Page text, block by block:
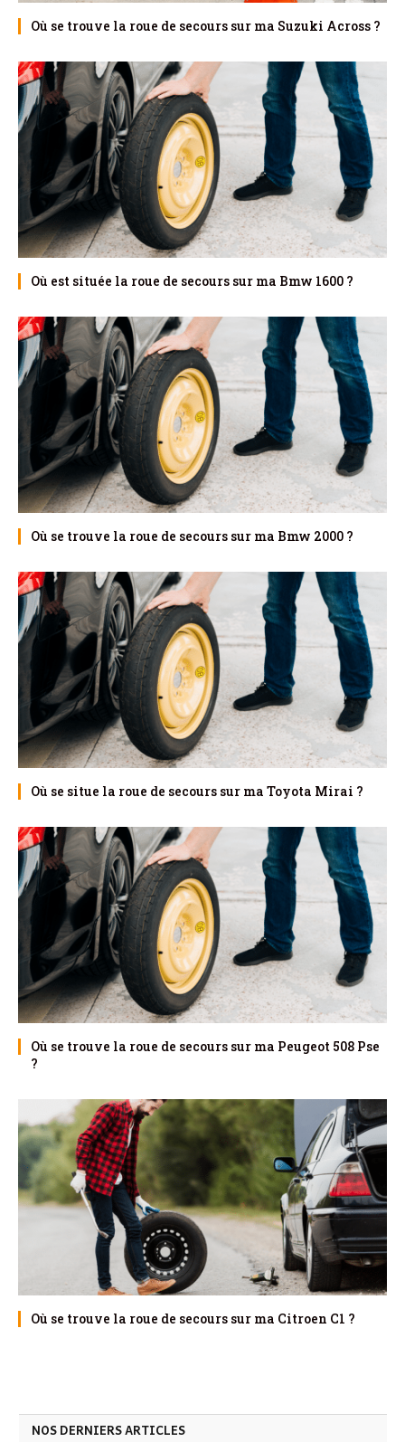
Où se trouve la roue de secours sur ma Suzuki Across ?
Où est située la roue de secours sur ma Bmw 1600 ?
Où se trouve la roue de secours sur ma Bmw 2000 ?
Où se situe la roue de secours sur ma Toyota Mirai ?
Où se trouve la roue de secours sur ma Peugeot 508 Pse
?
Où se trouve la roue de secours sur ma Citroen C1 ?
NOS DERNIERS ARTICLES